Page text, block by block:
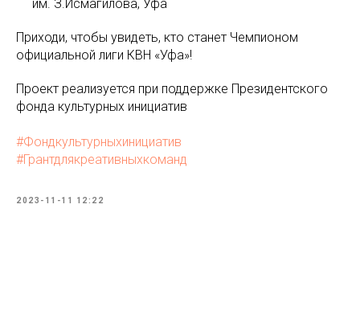
им. З.Исмагилова, Уфа
Приходи, чтобы увидеть, кто станет Чемпионом
официальной лиги КВН «Уфа»!
Проект реализуется при поддержке Президентского
фонда культурных инициатив
#Фондкультурныхинициатив
#Грантдлякреативныхкоманд
2023-11-11 12:22